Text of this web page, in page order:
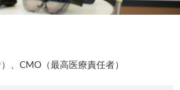
、CMO（最高医療責任者）